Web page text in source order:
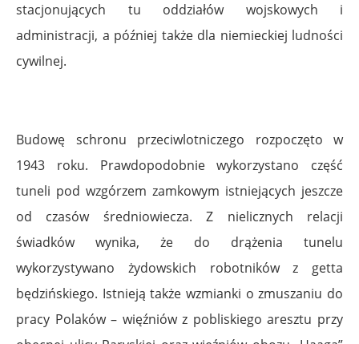
stacjonujących tu oddziałów wojskowych i
administracji, a później także dla niemieckiej ludności
cywilnej.
Budowę schronu przeciwlotniczego rozpoczęto w
1943 roku. Prawdopodobnie wykorzystano część
tuneli pod wzgórzem zamkowym istniejących jeszcze
od czasów średniowiecza. Z nielicznych relacji
świadków wynika, że do drążenia tunelu
wykorzystywano żydowskich robotników z getta
będzińskiego. Istnieją także wzmianki o zmuszaniu do
pracy Polaków – więźniów z pobliskiego aresztu przy